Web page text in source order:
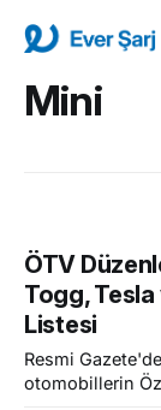
Mini
ÖTV
Togg,
Listesi
Resmi
otomobillerin